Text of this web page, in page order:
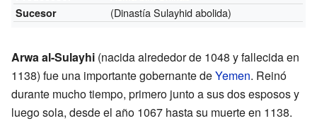
Sucesor (Dinastía Sulayhid abolida)
Arwa al-Sulayhi (nacida alrededor de 1048 y fallecida en
1138) fue una importante gobernante deYemen. Reinó
durante mucho tiempo, primero junto a sus dos esposos y
luego sola, desde el año 1067 hasta su muerte en 1138.